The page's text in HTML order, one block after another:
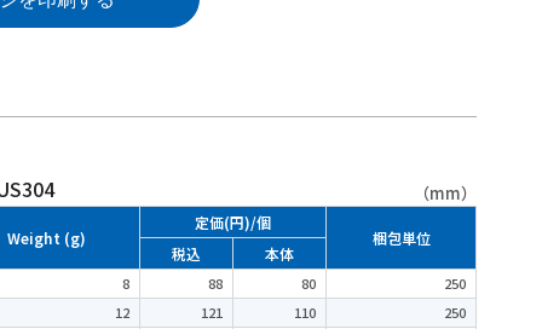
（mm）
Weight (g)
定価(円)/個
梱包単位
税込 本体
8 88 80
250
12
121 110 250